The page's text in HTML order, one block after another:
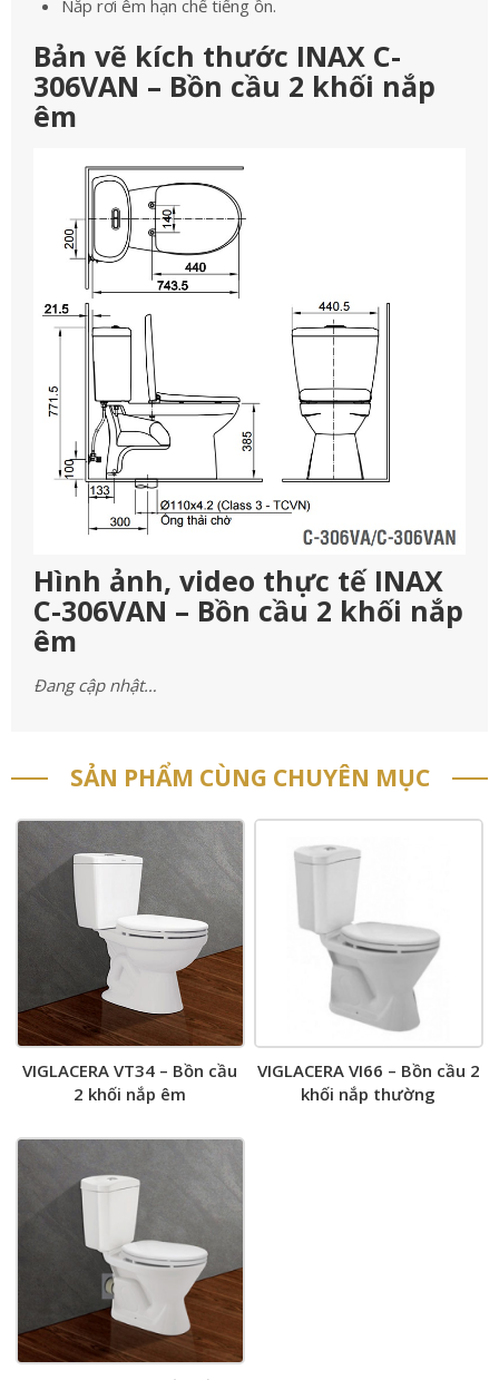
Nắp rơi êm hạn chế tiếng ồn.
Bản vẽ kích thước INAX C-
306VAN – Bồn cầu 2 khối nắp
êm
Hình ảnh, video thực tế INAX
C-306VAN – Bồn cầu 2 khối nắp
êm
Đang cập nhật…
SẢN PHẨM CÙNG CHUYÊN MỤC
VIGLACERA VT34 – Bồn cầu
2 khối nắp êm
VIGLACERA VI66 – Bồn cầu 2
khối nắp thường